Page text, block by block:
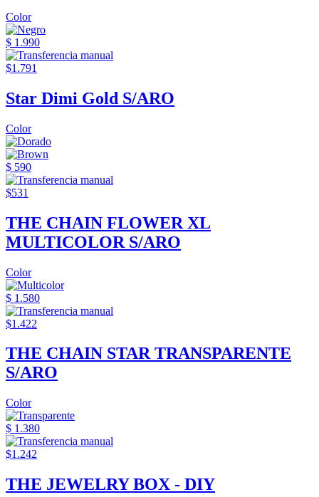
Color
$ 1.990
$1.791
Star Dimi Gold S/ARO
Color
$ 590
$531
THE CHAIN FLOWER XL
MULTICOLOR S/ARO
Color
$ 1.580
$1.422
THE CHAIN STAR TRANSPARENTE
S/ARO
Color
$ 1.380
$1.242
THE JEWELRY BOX - DIY